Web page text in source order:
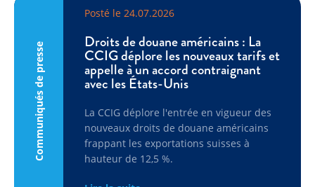
Communiqués de presse
Posté le 24.07.2026
Droits de douane américains : La
CCIG déplore les nouveaux tarifs et
appelle à un accord contraignant
avec les États-Unis
La CCIG déplore l'entrée en vigueur des
nouveaux droits de douane américains
frappant les exportations suisses à
hauteur de 12,5 %.